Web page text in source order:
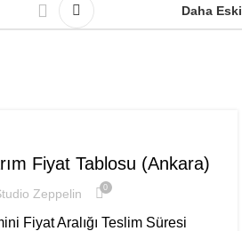
Daha Eski
Fiyat Tablosu (Ankara)
Zeppelin 0
Fiyat Aralığı Teslim Süresi